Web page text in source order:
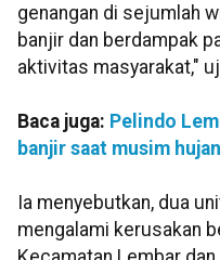
genangan di sejumlah
banjir dan berdampak
aktivitas masyarakat,"
Baca juga: Pelindo
banjir saat musim hujan
Ia menyebutkan, dua
mengalami kerusakan